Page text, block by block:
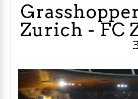
Zurich - FC